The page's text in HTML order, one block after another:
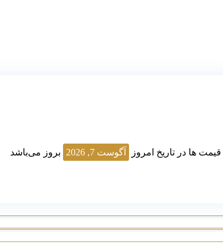
ها در تاریخ امروز آگوست 7, 2026 بروز می‌باشد